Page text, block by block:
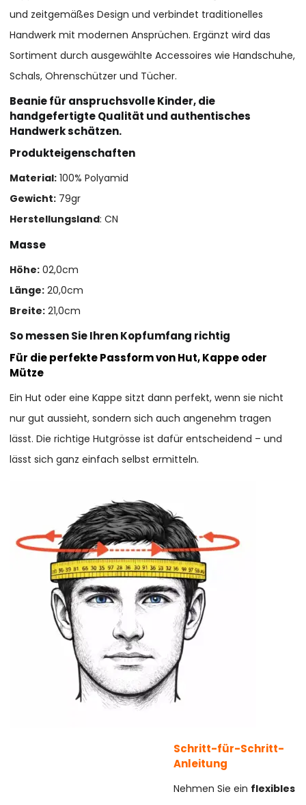
und zeitgemäßes Design und verbindet traditionelles
Handwerk mit modernen Ansprüchen. Ergänzt wird das
Sortiment durch ausgewählte Accessoires wie Handschuhe,
Schals, Ohrenschützer und Tücher.
Beanie für anspruchsvolle Kinder, die
handgefertigte Qualität und authentisches
Handwerk schätzen.
Produkteigenschaften
Material: 100% Polyamid
Gewicht: 79gr
Herstellungsland: CN
Masse
Höhe: 02,0cm
Länge: 20,0cm
Breite: 21,0cm
So messen Sie Ihren Kopfumfang richtig
Für die perfekte Passform von Hut, Kappe oder
Mütze
Ein Hut oder eine Kappe sitzt dann perfekt, wenn sie nicht
nur gut aussieht, sondern sich auch angenehm tragen
lässt. Die richtige Hutgrösse ist dafür entscheidend – und
lässt sich ganz einfach selbst ermitteln.
Schritt-für-Schritt-
Anleitung
Nehmen Sie ein flexibles